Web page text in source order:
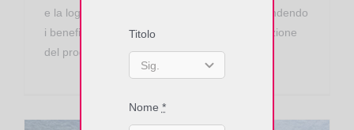
e la logistica del vino in Cantina Santadi, estendendo
i benefici anche nell'evasione ordini e distribuzione
del prodotto iconico del Made-in-Italy...
Titolo
Nome *